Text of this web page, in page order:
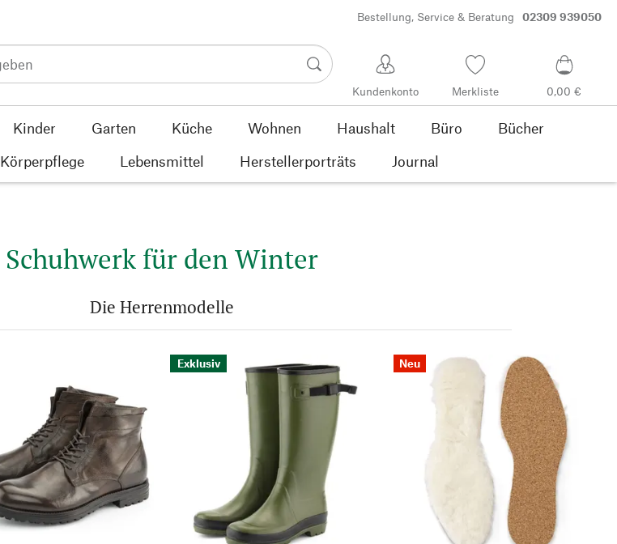
Bestellung, Service & Beratung 02309 939050
Kundenkonto Merkliste 0,00 €
Kinder Garten Küche Wohnen Haushalt Büro
Bücher
Körperpflege Lebensmittel Herstellerporträts Journal
Schuhwerk für den Winter
Die Herrenmodelle
Exklusiv Neu